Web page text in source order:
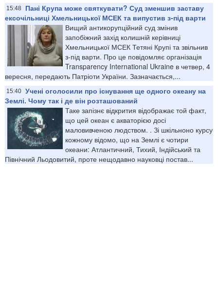
15:48
Пані Крупа може святкувати? Суд зменшив заставу
ексочільниці Хмельницької МСЕК та випустив з-під варти
Вищий антикорупційний суд змінив
запобіжний захід колишній керівниці
Хмельницької МСЕК Тетяні Крупі та звільнив
з-під варти. Про це повідомляє організація
Transparency International Ukraine в четвер, 4
вересня, передають Патріоти України. Зазначається,...
15:40 Учені оголосили про існування ще одного океану на
Землі. Чому так і де він розташований
Таке запізнє відкрития відображає той факт,
що цей океан є акваторією досі
маловивченою людством. . Зі шкільноно курсу
кожному відомо, що на Землі є чотири
океани: Атлантичний, Тихий, Індійський та
Північний Льодовитий, проте нещодавно науковці постав...